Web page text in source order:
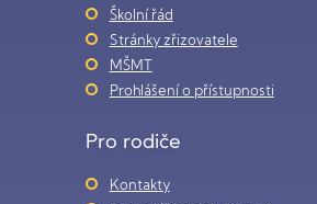
Školní řád
Stránky zřizovatele
MŠMT
Prohlášení o přístupnosti
Pro rodiče
Kontakty